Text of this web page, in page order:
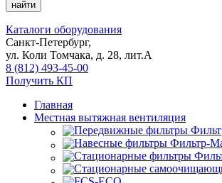
Каталоги оборудования
Санкт-Петербург,
ул. Коли Томчака, д. 28, лит.А
8 (812) 493-45-00
Получить КП
Главная
Местная вытяжная вентиляция
Передвижные
Навесные
Стационарные
Стационарные